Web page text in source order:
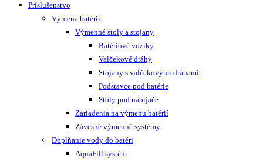
Príslušenstvo
Výmena batérií
Výmenné stoly a stojany
Batériové vozíky
Valčekové dráhy
Stojany s valčekovými dráhami
Podstavce pod batérie
Stoly pod nabíjače
Zariadenia na výmenu batérií
Závesné výmenné systémy
Dopĺňanie vody do batéri
AquaFill systém